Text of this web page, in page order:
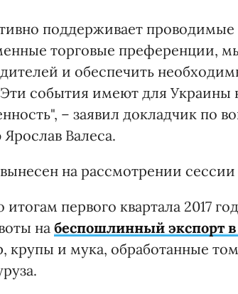
поддерживает
торговые преференции,
и обеспечить
события имеют для Украины
– заявил докладчик по
Валеса.
на рассмотрении
первого квартала 2017
на беспошлинный экспорт
крупы и мука, обработанные